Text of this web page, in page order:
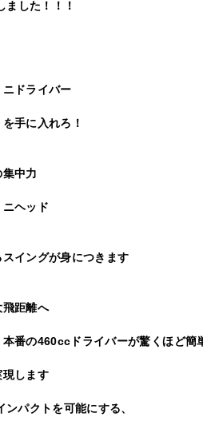
した！！！
ドライバー
手に入れろ！
中力
ヘッド
イングが身につきます
距離へ
本番の460ccドライバーが驚くほど簡
現します
パクトを可能にする、